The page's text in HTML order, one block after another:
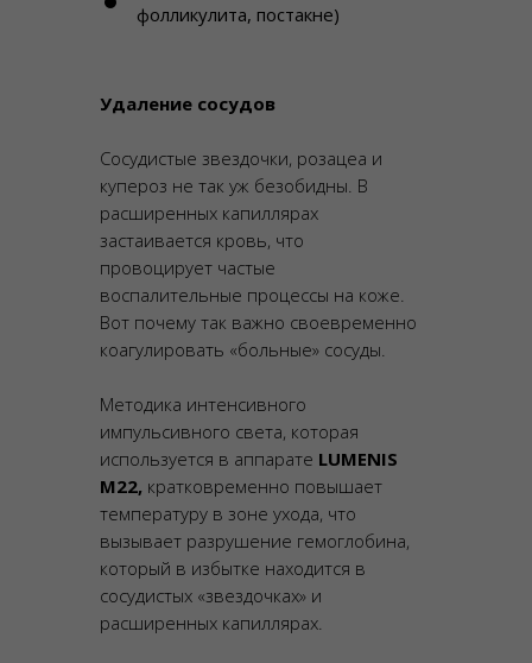
фолликулита, постакне)
Удаление сосудов
Сосудистые звездочки, розацеа и
купероз не так уж безобидны. В
расширенных капиллярах
застаивается кровь, что
провоцирует частые
воспалительные процессы на коже.
Вот почему так важно своевременно
коагулировать «больные» сосуды.
Методика интенсивного
импульсивного света, которая
используется в аппарате LUMENIS
М22, кратковременно повышает
температуру в зоне ухода, что
вызывает разрушение гемоглобина,
который в избытке находится в
сосудистых «звездочках» и
расширенных капиллярах.